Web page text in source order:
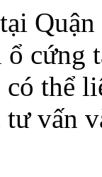
cứng
thể
vấn